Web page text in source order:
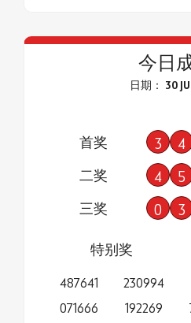
今日
日期： 30
首奖 3 4
二奖 4 5
三奖 0 3
特别奖
487641
071666
230994
192269